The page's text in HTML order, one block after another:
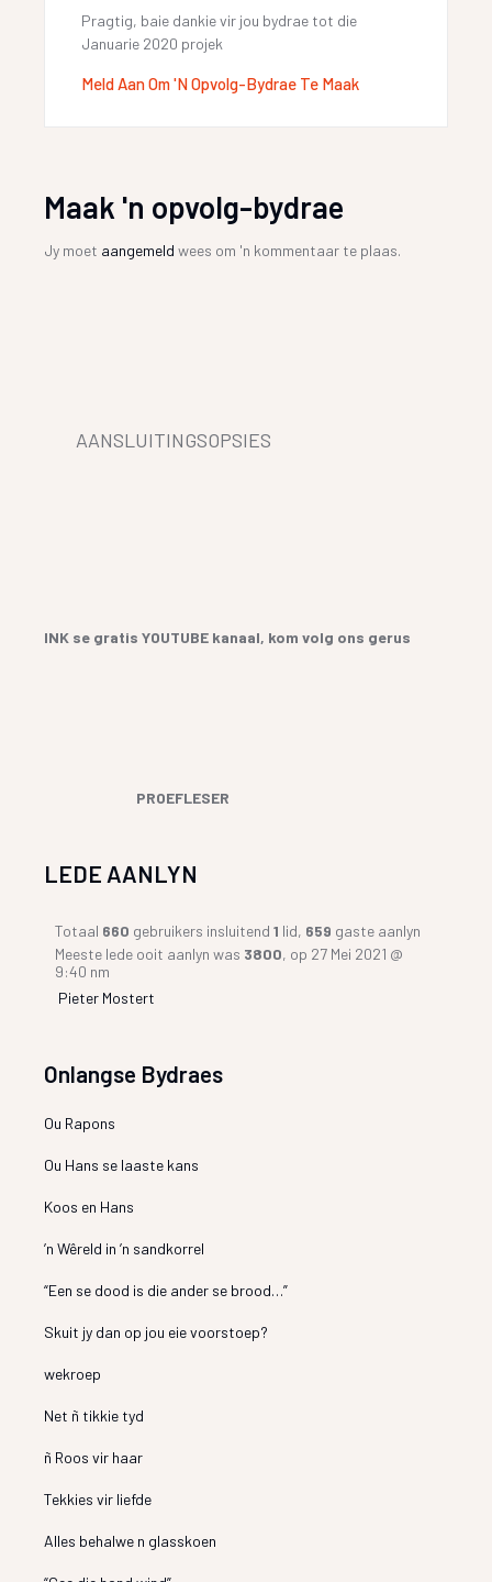
Pragtig, baie dankie vir jou bydrae tot die
Januarie 2020 projek
Meld Aan Om 'n Opvolg-Bydrae Te Maak
Maak 'n opvolg-bydrae
Jy moet aangemeld wees om 'n kommentaar te plaas.
AANSLUITINGSOPSIES
INK se gratis YOUTUBE kanaal, kom volg ons gerus
PROEFLESER
LEDE AANLYN
Totaal 660 gebruikers insluitend1 lid, 659 gaste aanlyn
Meeste lede ooit aanlyn was 3800, op 27 Mei 2021 @
9:40 nm
Pieter Mostert
Onlangse Bydraes
Ou Rapons
Ou Hans se laaste kans
Koos en Hans
’n Wêreld in ’n sandkorrel
“Een se dood is die ander se brood…”
Skuit jy dan op jou eie voorstoep?
wekroep
Net ñ tikkie tyd
ñ Roos vir haar
Tekkies vir liefde
Alles behalwe n glasskoen